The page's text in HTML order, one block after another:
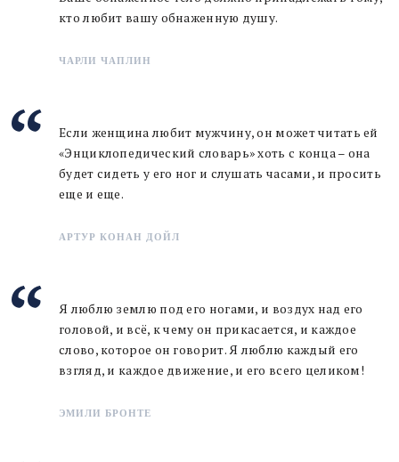
кто любит вашу обнаженную душу.
ЧАРЛИ ЧАПЛИН
Если женщина любит мужчину, он может читать ей
«Энциклопедический словарь» хоть с конца – она
будет сидеть у его ног и слушать часами, и просить
еще и еще.
АРТУР КОНАН ДОЙЛ
Я люблю землю под его ногами, и воздух над его
головой, и всё, к чему он прикасается, и каждое
слово, которое он говорит. Я люблю каждый его
взгляд, и каждое движение, и его всего целиком!
ЭМИЛИ БРОНТЕ